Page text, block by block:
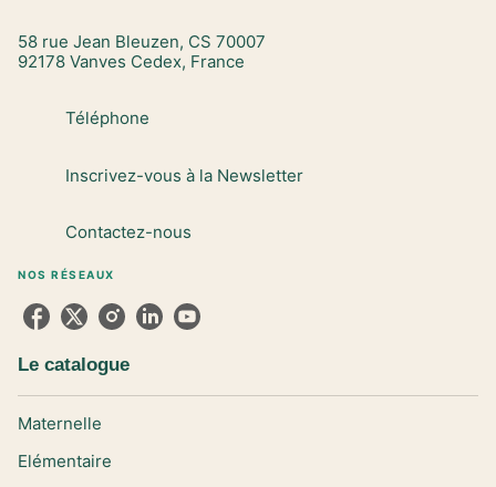
58 rue Jean Bleuzen, CS 70007
92178 Vanves Cedex, France
Téléphone
Inscrivez-vous à la Newsletter
Contactez-nous
NOS RÉSEAUX
Le catalogue
Maternelle
Elémentaire